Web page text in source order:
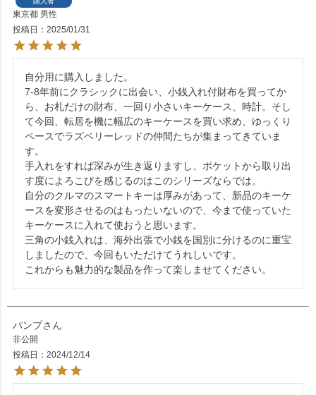
東京都 男性
投稿日
2025/01/31
自分用に購入しました。
7-8年前にクラシックに出会い、小銭入れ付財布を買ってか
ら、お札だけの財布、一回り小さいキーケース、時計。そし
て今回、転居を機に幅広のキーケースを買い求め、ゆっくり
ペースでラズベリーレッドの仲間たちが集まってきていま
す。
手入れをすれば深みが生き返りますし、ポケットから取り出
す度によろこびを感じるのはこのシリーズならでは。
自分のクルマのスマートキーは厚みがあって、新品のキーケ
ースを変形させるのはもったいないので、今まで使っていた
キーケースに入れて使おうと思います。
三角の小銭入れは、海外出張で小銭を国別に分けるのに重宝
しましたので、今回もいただけてうれしいです。
これからも魅力的な製品を作って楽しませてください。
パンプ
非公開
投稿日
2024/12/14